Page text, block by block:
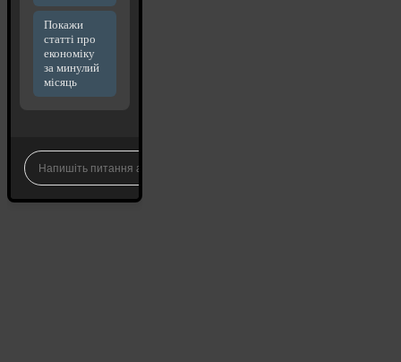
Покажи
статті про
економіку
за минулий
місяць